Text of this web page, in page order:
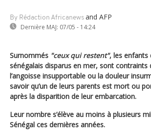
By Rédaction Africanews and AFP
Dernière MAJ: 07/05 - 14:24
Surnommés "ceux qui restent", les enfants
sénégalais disparus en mer, sont contraints
l’angoisse insupportable ou la douleur
savoir qu’un de leurs parents est mort ou
après la disparition de leur embarcation.
Leur nombre s’élève au moins à plusieurs
Sénégal ces dernières années.